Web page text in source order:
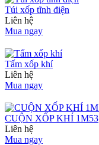
Túi xốp tĩnh điện
Liên hệ
Mua ngay
Tấm xốp khí
Liên hệ
Mua ngay
CUỘN XỐP KHÍ 1M53
Liên hệ
Mua ngay